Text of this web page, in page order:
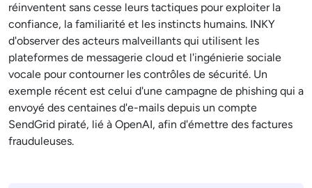
réinventent sans cesse leurs tactiques pour exploiter la
confiance, la familiarité et les instincts humains. INKY
d'observer des acteurs malveillants qui utilisent les
plateformes de messagerie cloud et l'ingénierie sociale
vocale pour contourner les contrôles de sécurité. Un
exemple récent est celui d'une campagne de phishing qui a
envoyé des centaines d'e-mails depuis un compte
SendGrid piraté, lié à OpenAI, afin d'émettre des factures
frauduleuses.